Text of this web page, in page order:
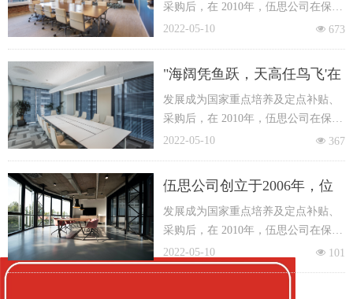
长的基础上，全面进军新的产品领
域，以实用耐用与新颖为理念，推出
电风扇、家用燃气炉、抽油烟机、家
用燃气热水器，消毒柜等精品厨卫电
器，我公司专注核心技术的创新研
发，引进多条工序完整，设备先进的
生产线，严谨精造，严密检测，铸
造“实用优质”的产品内涵。同时为了
满足市场和不同消费者的需求，我公
司深入研究当前厨电流行趋势，吸取
专业的产品设计队伍，确保公司产品
设计的实用耐用与新颖。我公司连续
多年获得当地政府部门授予的“质量诚
信放心单位”、“用户满意企业”等牌匾
的工序完整、设备先进的生
测，铸造"卓越优质"的产品内
采购后，在 2010年，伍思公司在保持
生活产品销售稳定增长的基础上，全
灶、热水器、消毒柜等精品厨卫电
器，创立"鹰奇" 品牌。
넶 673
2022-05-10
"海阔凭鱼跃，天高任鸟飞'在
未来，鹰奇将坚持不断创
新，打造更多优质厨电产品
推向市 场，争取成为行业的
领航者，做中国最优秀的品
发展成为国家重点培养及定点补贴、
采购后，在 2010年，伍思公司在保持
生活产品销售稳定增长的基础上，全
灶、热水器、消毒柜等精品厨卫电
器，创立"鹰奇" 品牌。
넶 367
2022-05-10
伍思公司创立于2006年，位
于家电王国顺德，以环保、
清洁能源-沼气，其灶具、热
水器、 保暖灯等国家大力支
发展成为国家重点培养及定点补贴、
采购后，在 2010年，伍思公司在保持
生活产品销售稳定增长的基础上，全
面进军新的产品领域，以卓越 创新、
넶 101
2022-05-10